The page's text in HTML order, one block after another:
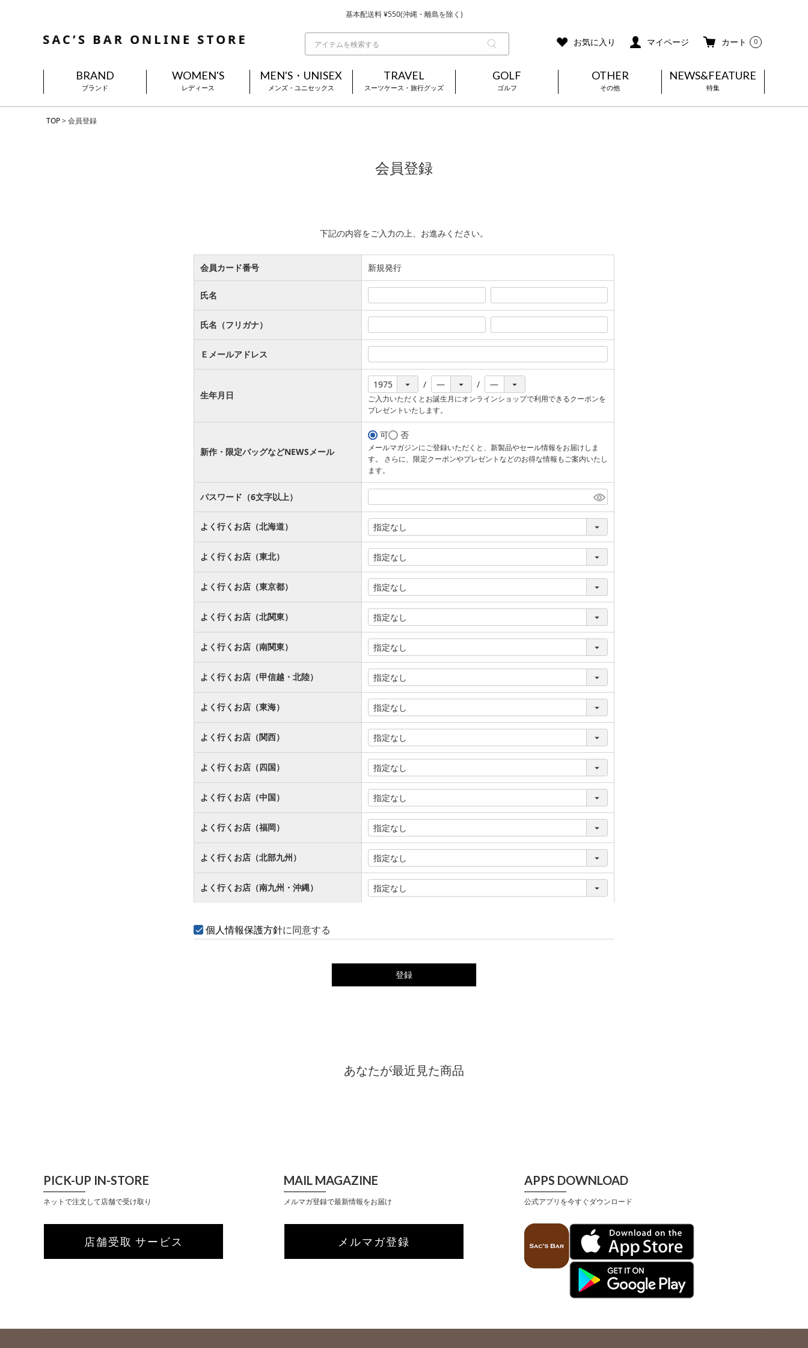
基本配送料 ¥550(沖縄・離島を除く)
お気に入り マイページ カート 0
BRAND
ブランド
WOMEN'S
レディース
MEN'S・UNISEX
メンズ・ユニセックス
TRAVEL
スーツケース・旅行グッズ
GOLF
ゴルフ
OTHER
その他
NEWS&FEATURE
特集
TOP 会員登録
会員登録
下記の内容をご入力の上、お進みください。
会員カード番号 新規発行
氏名
氏名（フリガナ）
Ｅメールアドレス
生年月日
ご入力いただくとお誕生月にオンラインショップで利用できるクーポンを
プレゼントいたします。
新作・限定バッグなどNEWSメール
可 否
メールマガジンにご登録いただくと、新製品やセール情報をお届けしま
す。 さらに、限定クーポンやプレゼントなどのお得な情報もご案内いたし
ます。
パスワード（6文字以上）
よく行くお店（北海道）
よく行くお店（東北）
よく行くお店（東京都）
よく行くお店（北関東）
よく行くお店（南関東）
よく行くお店（甲信越・北陸）
よく行くお店（東海）
よく行くお店（関西）
よく行くお店（四国）
よく行くお店（中国）
よく行くお店（福岡）
よく行くお店（北部九州）
よく行くお店（南九州・沖縄）
個人情報保護方針に同意する
登録
あなたが最近見た商品
PICK-UP IN-STORE
ネットで注文して店舗で受け取り
店舗受取 サービス
MAIL MAGAZINE
メルマガ登録で最新情報をお届け
メルマガ登録
APPS DOWNLOAD
公式アプリを今すぐダウンロード